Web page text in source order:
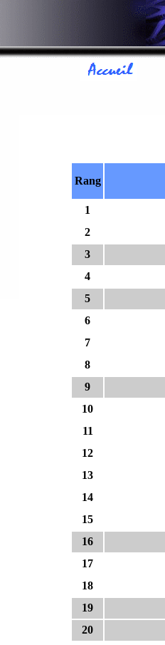
Rang
1
2
3
4
5
6
7
8
9
10
11
12
13
14
15
16
17
18
19
20